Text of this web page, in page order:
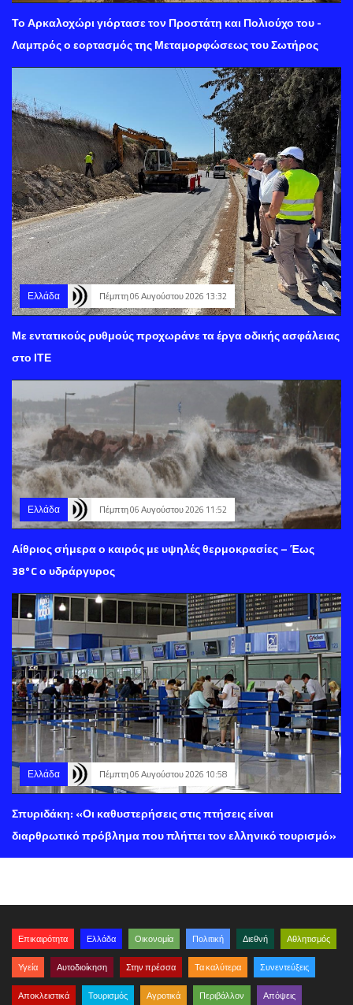
Το Αρκαλοχώρι γιόρτασε τον Προστάτη και Πολιούχο του -
Λαμπρός ο εορτασμός της Μεταμορφώσεως του Σωτήρος
Ελλάδα Πέμπτη 06 Αυγούστου 2026 13:32
Με εντατικούς ρυθμούς προχωράνε τα έργα οδικής ασφάλειας
στο ΙΤΕ
Ελλάδα Πέμπτη 06 Αυγούστου 2026 11:52
Αίθριος σήμερα ο καιρός με υψηλές θερμοκρασίες – Έως
38°C ο υδράργυρος
Ελλάδα Πέμπτη 06 Αυγούστου 2026 10:58
Σπυριδάκη: «Οι καθυστερήσεις στις πτήσεις είναι
διαρθρωτικό πρόβλημα που πλήττει τον ελληνικό τουρισμό»
Επικαιρότητα Ελλάδα Οικονομία Πολιτική Διεθνή Αθλητισμός
Υγεία Αυτοδιοίκηση Στην πρέσσα Τα καλύτερα Συνεντεύξεις
Αποκλειστικά Τουρισμός Αγροτικά Περιβάλλον Απόψεις